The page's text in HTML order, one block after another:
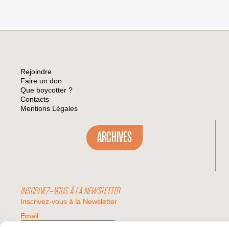
Rejoindre
Faire un don
Que boycotter ?
Contacts
Mentions Légales
ARCHIVES
INSCRIVEZ-VOUS À LA NEWSLETTER
Inscrivez-vous à la Newsletter
Email